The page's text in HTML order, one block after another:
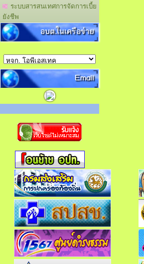
ระบบสารสนเทศการจัดการเบี้ย
ยังชีพ
อบต.ในเครือข่าย
Email